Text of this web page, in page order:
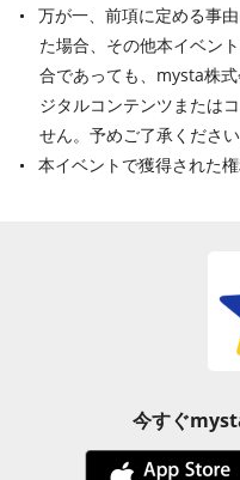
万が一、前項に定める事
た場合、その他本イベン
合であっても、mysta株
ジタルコンテンツまたは
せん。予めご了承ください
本イベントで獲得された
今すぐ